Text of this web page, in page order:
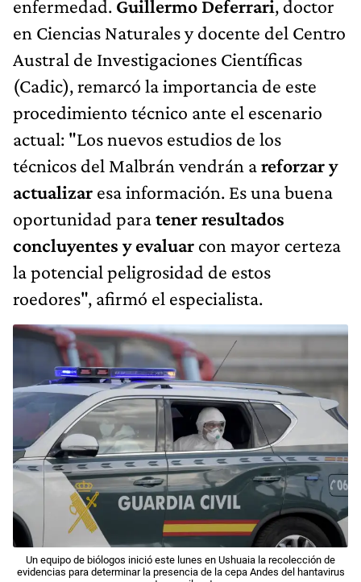
enfermedad. Guillermo Deferrari, doctor
en Ciencias Naturales y docente del Centro
Austral de Investigaciones Científicas
(Cadic), remarcó la importancia de este
procedimiento técnico ante el escenario
actual: "Los nuevos estudios de los
técnicos del Malbrán vendrán areforzar y
actualizar esa información. Es una buena
oportunidad paratener resultados
concluyentes y evaluar con mayor certeza
la potencial peligrosidad de estos
roedores", afirmó el especialista.
Un equipo de biólogos inició este lunes en Ushuaia la recolección de
evidencias para determinar la presencia de la cepa Andes del hantavirus